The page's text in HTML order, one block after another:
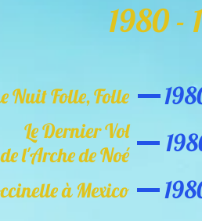
1980 -
Nuit Folle, Folle
Le Dernier Vol
de l'Arche de Noé
à Mexico